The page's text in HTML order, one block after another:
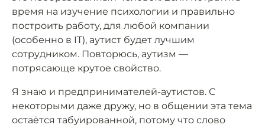
время на изучение психологии и правильно
построить работу, для любой компании
(особенно в IT), аутист будет лучшим
сотрудником. Повторюсь, аутизм —
потрясающе крутое свойство.
Я знаю и предпринимателей-аутистов. С
некоторыми даже дружу, но в общении эта тема
остаётся табуированной, потому что слово